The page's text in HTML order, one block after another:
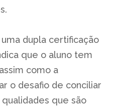
dupla certificação
que o aluno tem
como a
o desafio de conciliar
que são